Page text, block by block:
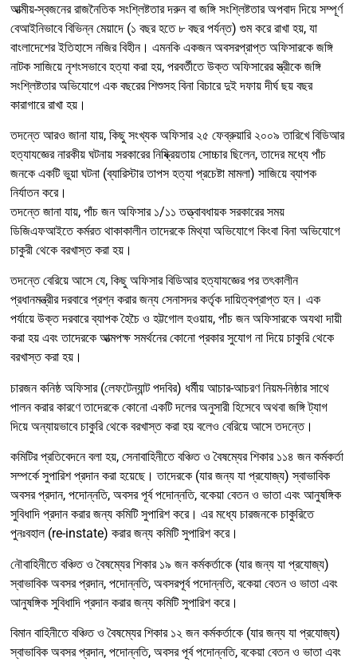
আত্মীয়-স্বজনের রাজনৈতিক সংশ্লিষ্টতার দরুন বা জঙ্গি সংশ্লিষ্টতার অপবাদ দিয়ে সম্পূর্ণ
বেআইনিভাবে বিভিন্ন মেয়াদে (১ বছর হতে ৮ বছর পর্যন্ত) গুম করে রাখা হয়, যা
বাংলাদেশের ইতিহাসে নজির বিহীন। এমনকি একজন অবসরপ্রাপ্ত অফিসারকে জঙ্গি
নাটক সাজিয়ে নৃশংসভাবে হত্যা করা হয়, পরবর্তীতে উক্ত অফিসারের স্ত্রীকে জঙ্গি
সংশ্লিষ্টতার অভিযোগে এক বছরের শিশুসহ বিনা বিচারে দুই দফায় দীর্ঘ ছয় বছর
কারাগারে রাখা হয়।
তদন্তে আরও জানা যায়, কিছু সংখ্যক অফিসার ২৫ ফেব্রুয়ারি ২০০৯ তারিখে বিডিআর
হত্যাযজ্ঞের নারকীয় ঘটনায় সরকারের নিষ্ক্রিয়তায় সোচ্চার ছিলেন, তাদের মধ্যে পাঁচ
জনকে একটি ভুয়া ঘটনা (ব্যারিস্টার তাপস হত্যা প্রচেষ্টা মামলা) সাজিয়ে ব্যাপক
নির্যাতন করে।
তদন্তে জানা যায়, পাঁচ জন অফিসার ১/১১ তত্ত্বাবধায়ক সরকারের সময়
ডিজিএফআইতে কর্মরত থাকাকালীন তাদেরকে মিথ্যা অভিযোগে কিংবা বিনা অভিযোগে
চাকুরী থেকে বরখাস্ত করা হয়।
তদন্তে বেরিয়ে আসে যে, কিছু অফিসার বিডিআর হত্যাযজ্ঞের পর তৎকালীন
প্রধানমন্ত্রীর দরবারে প্রশ্ন করার জন্য সেনাসদর কর্তৃক দায়িত্বপ্রাপ্ত হন। এক
পর্যায়ে উক্ত দরবারে ব্যাপক হৈচৈ ও হট্টগোল হওয়ায়, পাঁচ জন অফিসারকে অযথা দায়ী
করা হয় এবং তাদেরকে আত্মপক্ষ সমর্থনের কোনো প্রকার সুযোগ না দিয়ে চাকুরি থেকে
বরখাস্ত করা হয়।
চারজন কনিষ্ঠ অফিসার (লেফটেন্যান্ট পদবির) ধর্মীয় আচার-আচরণ নিয়ম-নিষ্ঠার সাথে
পালন করার কারণে তাদেরকে কোনো একটি দলের অনুসারী হিসেবে অথবা জঙ্গি ট্যাগ
দিয়ে অন্যায়ভাবে চাকুরি থেকে বরখাস্ত করা হয় বলেও বেরিয়ে আসে তদন্তে।
কমিটির প্রতিবেদনে বলা হয়, সেনাবাহিনীতে বঞ্চিত ও বৈষম্যের শিকার ১১৪ জন কর্মকর্তা
সম্পর্কে সুপারিশ প্রদান করা হয়েছে। তাদেরকে (যার জন্য যা প্রযোজ্য) স্বাভাবিক
অবসর প্রদান, পদোন্নতি, অবসর পূর্ব পদোন্নতি, বকেয়া বেতন ও ভাতা এবং আনুষঙ্গিক
সুবিধাদি প্রদান করার জন্য কমিটি সুপারিশ করে। এর মধ্যে চারজনকে চাকুরিতে
পুনঃবহাল (re-instate) করার জন্য কমিটি সুপারিশ করে।
নৌবাহিনীতে বঞ্চিত ও বৈষম্যের শিকার ১৯ জন কর্মকর্তাকে (যার জন্য যা প্রযোজ্য)
স্বাভাবিক অবসর প্রদান, পদোন্নতি, অবসরপূর্ব পদোন্নতি, বকেয়া বেতন ও ভাতা এবং
আনুষঙ্গিক সুবিধাদি প্রদান করার জন্য কমিটি সুপারিশ করে।
বিমান বাহিনীতে বঞ্চিত ও বৈষম্যের শিকার ১২ জন কর্মকর্তাকে (যার জন্য যা প্রযোজ্য)
স্বাভাবিক অবসর প্রদান, পদোন্নতি, অবসর পূর্ব পদোন্নতি, বকেয়া বেতন ও ভাতা এবং